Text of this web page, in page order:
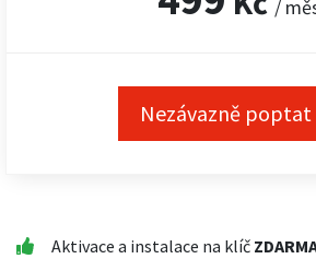
/
Nezávazně poptat
Aktivace a instalace na klíč